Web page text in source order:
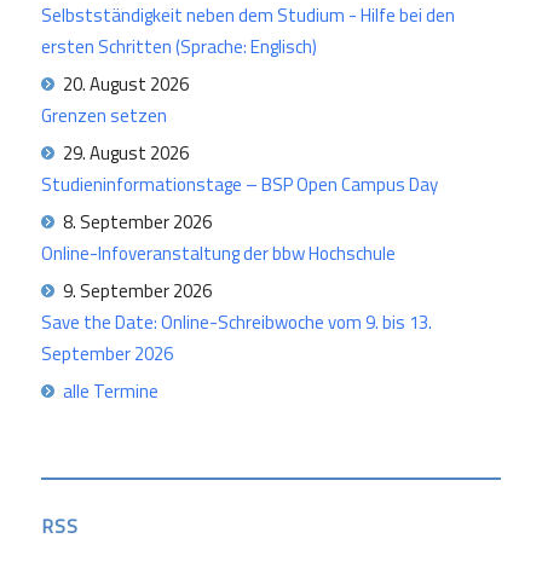
Selbstständigkeit neben dem Studium - Hilfe bei den
ersten Schritten (Sprache: Englisch)
20. August 2026
Grenzen setzen
29. August 2026
Studieninformationstage – BSP Open Campus Day
8. September 2026
Online-Infoveranstaltung der bbw Hochschule
9. September 2026
Save the Date: Online-Schreibwoche vom 9. bis 13.
September 2026
alle Termine
RSS